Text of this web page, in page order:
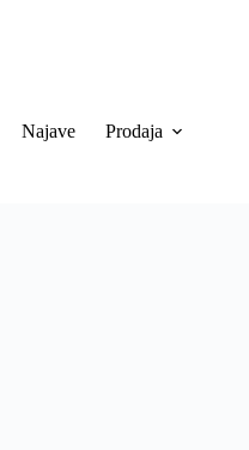
Najave Prodaja